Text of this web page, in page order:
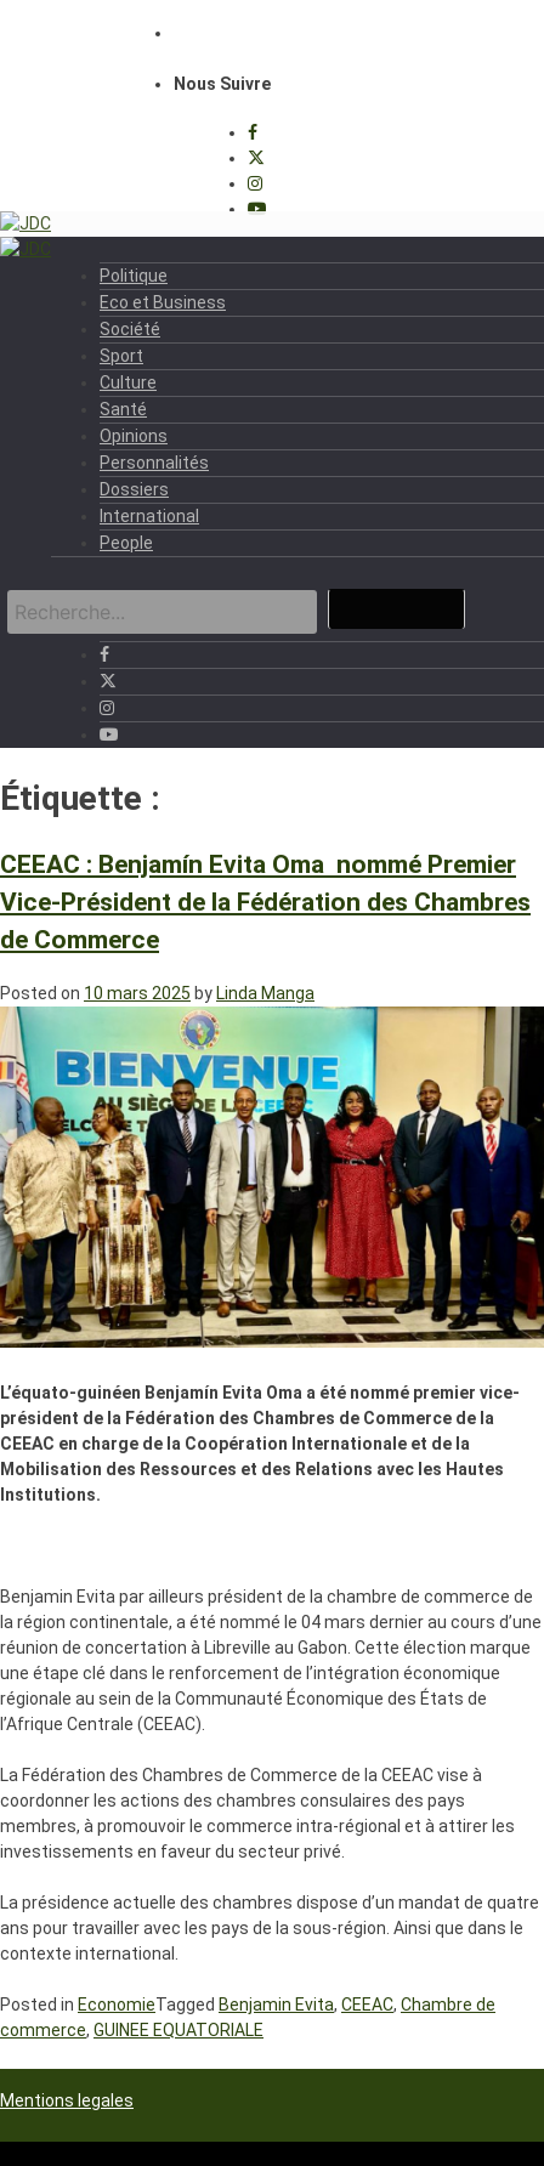
Nous Suivre
Politique
Eco et Business
Société
Sport
Culture
Santé
Opinions
Personnalités
Dossiers
International
People
Étiquette :
CEEAC : Benjamín Evita Oma nommé Premier
Vice-Président de la Fédération des Chambres
de Commerce
Posted on 10 mars 2025 by Linda Manga
L’équato-guinéen Benjamín Evita Oma a été nommé premier vice-
président de la Fédération des Chambres de Commerce de la
CEEAC en charge de la Coopération Internationale et de la
Mobilisation des Ressources et des Relations avec les Hautes
Institutions.
Benjamin Evita par ailleurs président de la chambre de commerce de
la région continentale, a été nommé le 04 mars dernier au cours d’une
réunion de concertation à Libreville au Gabon. Cette élection marque
une étape clé dans le renforcement de l’intégration économique
régionale au sein de la Communauté Économique des États de
l’Afrique Centrale (CEEAC).
La Fédération des Chambres de Commerce de la CEEAC vise à
coordonner les actions des chambres consulaires des pays
membres, à promouvoir le commerce intra-régional et à attirer les
investissements en faveur du secteur privé.
La présidence actuelle des chambres dispose d’un mandat de quatre
ans pour travailler avec les pays de la sous-région. Ainsi que dans le
contexte international.
Posted in EconomieTagged Benjamin Evita, CEEAC, Chambre de
commerce, GUINEE EQUATORIALE
Mentions legales